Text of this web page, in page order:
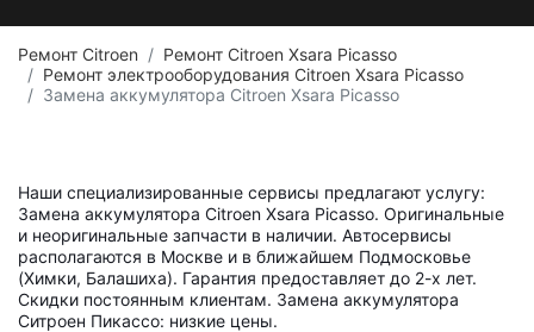
Ремонт Citroen
Ремонт Citroen Xsara Picasso
Ремонт электрооборудования Citroen Xsara Picasso
Замена аккумулятора Citroen Xsara Picasso
Наши специализированные сервисы предлагают услугу:
Замена аккумулятора Citroen Xsara Picasso. Оригинальные
и неоригинальные запчасти в наличии. Автосервисы
располагаются в Москве и в ближайшем Подмосковье
(Химки, Балашиха). Гарантия предоставляет до 2-х лет.
Скидки постоянным клиентам. Замена аккумулятора
Ситроен Пикассо: низкие цены.